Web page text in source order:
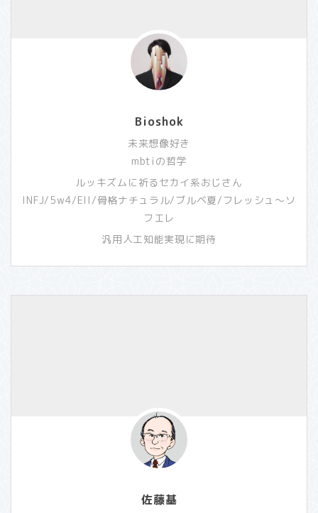
Bioshok
未来想像好き
mbtiの哲学
ルッキズムに祈るセカイ系おじさん
INFJ/5w4/EII/骨格ナチュラル/ブルベ夏/フレッシュ～ソ
フエレ
汎用人工知能実現に期待
佐藤基